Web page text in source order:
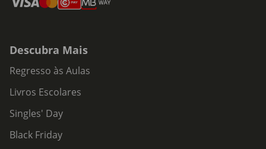
Descubra Mais
Regresso às Aulas
Livros Escolares
Singles' Day
Black Friday